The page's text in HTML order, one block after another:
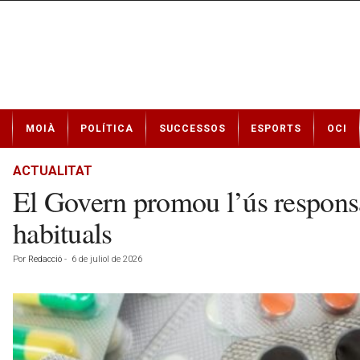
t
MOIÀ POLÍTICA SUCCESSOS ESPORTS OCI
ACTUALITAT
El Govern promou l’ús
habituals
Por Redacció - 6 de juliol de 2026